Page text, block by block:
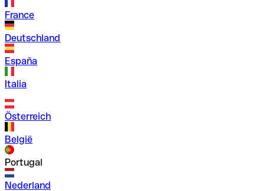
France
Deutschland
España
Italia
Österreich
België
Portugal
Nederland